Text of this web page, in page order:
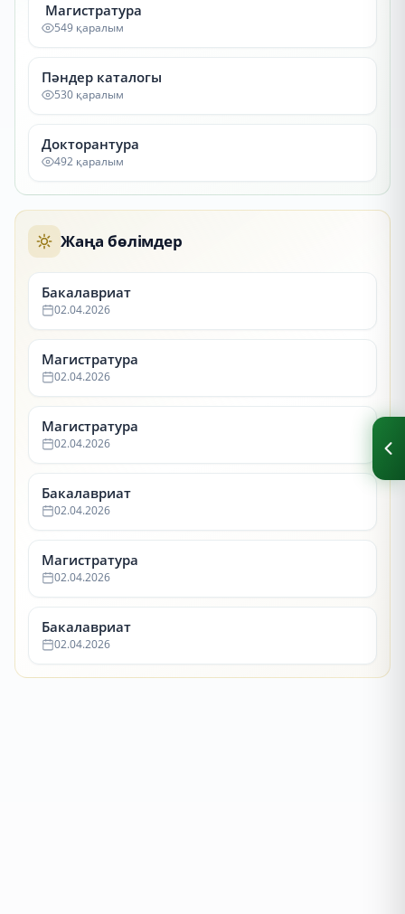
Магистратура
549 қаралым
Пәндер каталогы
530 қаралым
Докторантура
492 қаралым
Жаңа бөлімдер
Бакалавриат
02.04.2026
Магистратура
02.04.2026
Магистратура
02.04.2026
Бакалавриат
02.04.2026
Магистратура
02.04.2026
Бакалавриат
02.04.2026